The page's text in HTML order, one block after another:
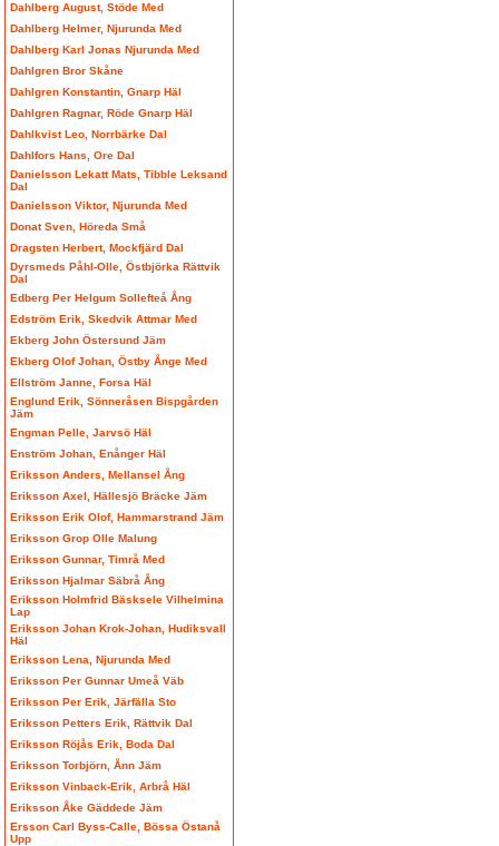
Dahlberg August, Stöde Med
Dahlberg Helmer, Njurunda Med
Dahlberg Karl Jonas Njurunda Med
Dahlgren Bror Skåne
Dahlgren Konstantin, Gnarp Häl
Dahlgren Ragnar, Röde Gnarp Häl
Dahlkvist Leo, Norrbärke Dal
Dahlfors Hans, Ore Dal
Danielsson Lekatt Mats, Tibble Leksand
Dal
Danielsson Viktor, Njurunda Med
Donat Sven, Höreda Små
Dragsten Herbert, Mockfjärd Dal
Dyrsmeds Påhl-Olle, Östbjörka Rättvik
Dal
Edberg Per Helgum Sollefteå Ång
Edström Erik, Skedvik Attmar Med
Ekberg John Östersund Jäm
Ekberg Olof Johan, Östby Ånge Med
Ellström Janne, Forsa Häl
Englund Erik, Sönneråsen Bispgården
Jäm
Engman Pelle, Jarvsö Häl
Enström Johan, Enånger Häl
Eriksson Anders, Mellansel Ång
Eriksson Axel, Hällesjö Bräcke Jäm
Eriksson Erik Olof, Hammarstrand Jäm
Eriksson Grop Olle Malung
Eriksson Gunnar, Timrå Med
Eriksson Hjalmar Säbrå Ång
Eriksson Holmfrid Bäsksele Vilhelmina
Lap
Eriksson Johan Krok-Johan, Hudiksvall
Häl
Eriksson Lena, Njurunda Med
Eriksson Per Gunnar Umeå Väb
Eriksson Per Erik, Järfälla Sto
Eriksson Petters Erik, Rättvik Dal
Eriksson Röjås Erik, Boda Dal
Eriksson Torbjörn, Ånn Jäm
Eriksson Vinback-Erik, Arbrå Häl
Eriksson Åke Gäddede Jäm
Ersson Carl Byss-Calle, Bössa Östanå
Upp